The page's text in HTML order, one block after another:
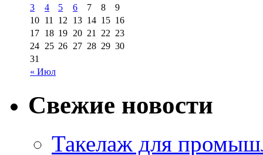
« Июл
3
4 5 6 7 8
9
10 11 12 13 14 15 16
17 18 19 20 21 22 23
24 25 26 27 28 29 30
31
Свежие новости
Такелаж для